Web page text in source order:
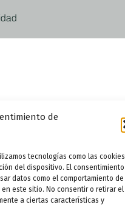
de
tecnologías como las cookies
del dispositivo. El consentimiento
datos como el comportamiento de
este sitio. No consentir o retirar el
a ciertas características y